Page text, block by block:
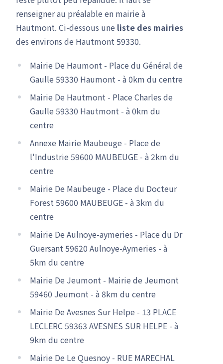
renseigner au préalable en mairie à
Hautmont. Ci-dessous une liste des mairies
des environs de Hautmont 59330.
Mairie De Haumont - Place du Général de
Gaulle 59330 Haumont - à 0km du centre
Mairie De Hautmont - Place Charles de
Gaulle 59330 Hautmont - à 0km du
centre
Annexe Mairie Maubeuge - Place de
l'Industrie 59600 MAUBEUGE - à 2km du
centre
Mairie De Maubeuge - Place du Docteur
Forest 59600 MAUBEUGE - à 3km du
centre
Mairie De Aulnoye-aymeries - Place du Dr
Guersant 59620 Aulnoye-Aymeries - à
5km du centre
Mairie De Jeumont - Mairie de Jeumont
59460 Jeumont - à 8km du centre
Mairie De Avesnes Sur Helpe - 13 PLACE
LECLERC 59363 AVESNES SUR HELPE - à
9km du centre
Mairie De Le Quesnoy - RUE MARECHAL